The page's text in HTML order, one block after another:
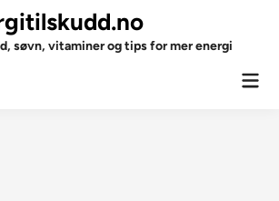
søvn, vitaminer og tips for mer energi